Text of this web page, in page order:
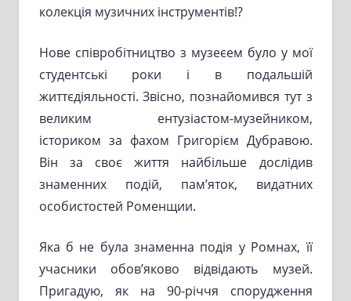
колекція музичних інструментів!?
Нове співробітництво з музеєем було у мої
студентські роки і в подальшій
життєдіяльності. Звісно, познайомився тут з
великим ентузіастом-музейником,
істориком за фахом Григорієм Дубравою.
Він за своє життя найбільше дослідив
знаменних подій, пам’яток, видатних
особистостей Роменщии.
Яка б не була знаменна подія у Ромнах, її
учасники обов’яково відвідають музей.
Пригадую, як на 90-річчя спорудження